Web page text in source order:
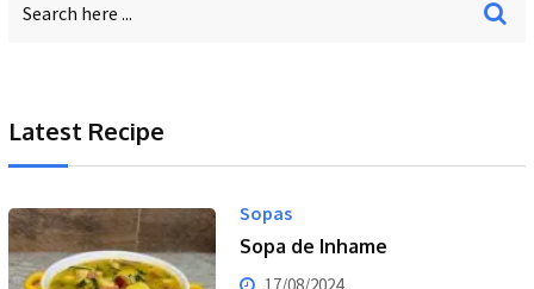
Latest Recipe
Sopas
Sopa de Inhame